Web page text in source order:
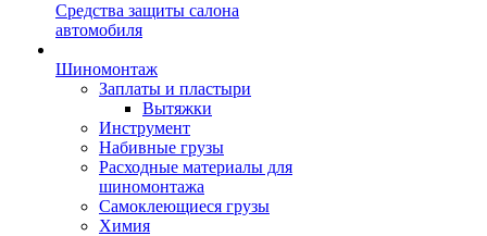
Средства защиты салона
автомобиля
Шиномонтаж
Заплаты и пластыри
Вытяжки
Инструмент
Набивные грузы
Расходные материалы для
шиномонтажа
Самоклеющиеся грузы
Химия